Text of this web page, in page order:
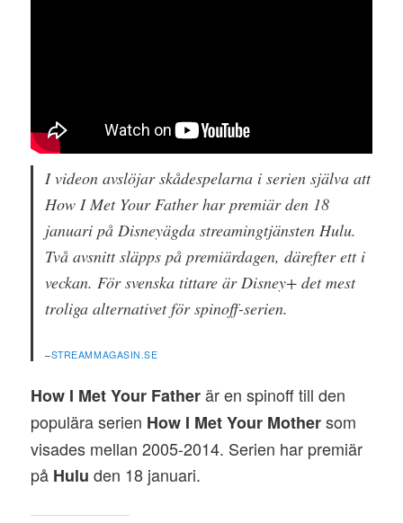
I videon avslöjar skådespelarna i serien själva att
How I Met Your Father har premiär den 18
januari på Disneyägda streamingtjänsten Hulu.
Två avsnitt släpps på premiärdagen, därefter ett i
veckan. För svenska tittare är Disney+ det mest
troliga alternativet för spinoff-serien.
–STREAMMAGASIN.SE
How I Met Your Fatherär en spinoff till den
populära serien How I Met Your Mothersom
visades mellan 2005-2014. Serien har premiär
på Hulu den 18 januari.